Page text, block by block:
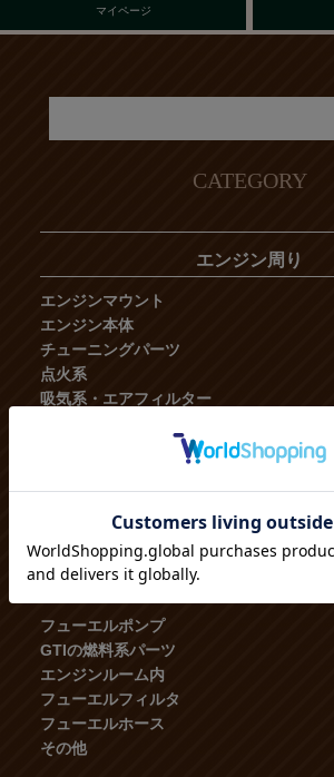
マイページ
CATEGORY
エンジン周り
エンジンマウント
エンジン本体
チューニングパーツ
点火系
吸気系・エアフィルター
ブローバイ、バキューム
コンピュータ
シール、オイルフィルター
補機類
フューエルポンプ
GTIの燃料系パーツ
エンジンルーム内
フューエルフィルタ
フューエルホース
その他